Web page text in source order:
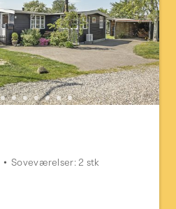
Soveværelser: 2 stk